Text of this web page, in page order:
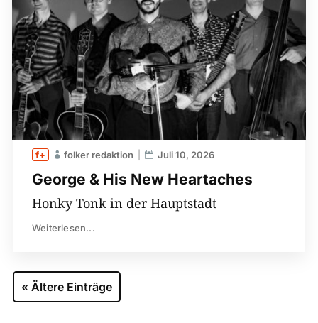
George & His New Heartaches
folker redaktion Juli 10, 2026
Honky Tonk in der Hauptstadt
Weiterlesen...
« Ältere Einträge